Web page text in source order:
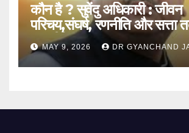
कौन है ? सुवेंदु अधिकारी : जीवन
परिचय,संघर्ष, रणनीति और सत्ता
राजनीतिक सफर
MAY 9, 2026 DR GYANCHAND